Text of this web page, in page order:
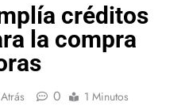
créditos
la compra
0 1 Minutos